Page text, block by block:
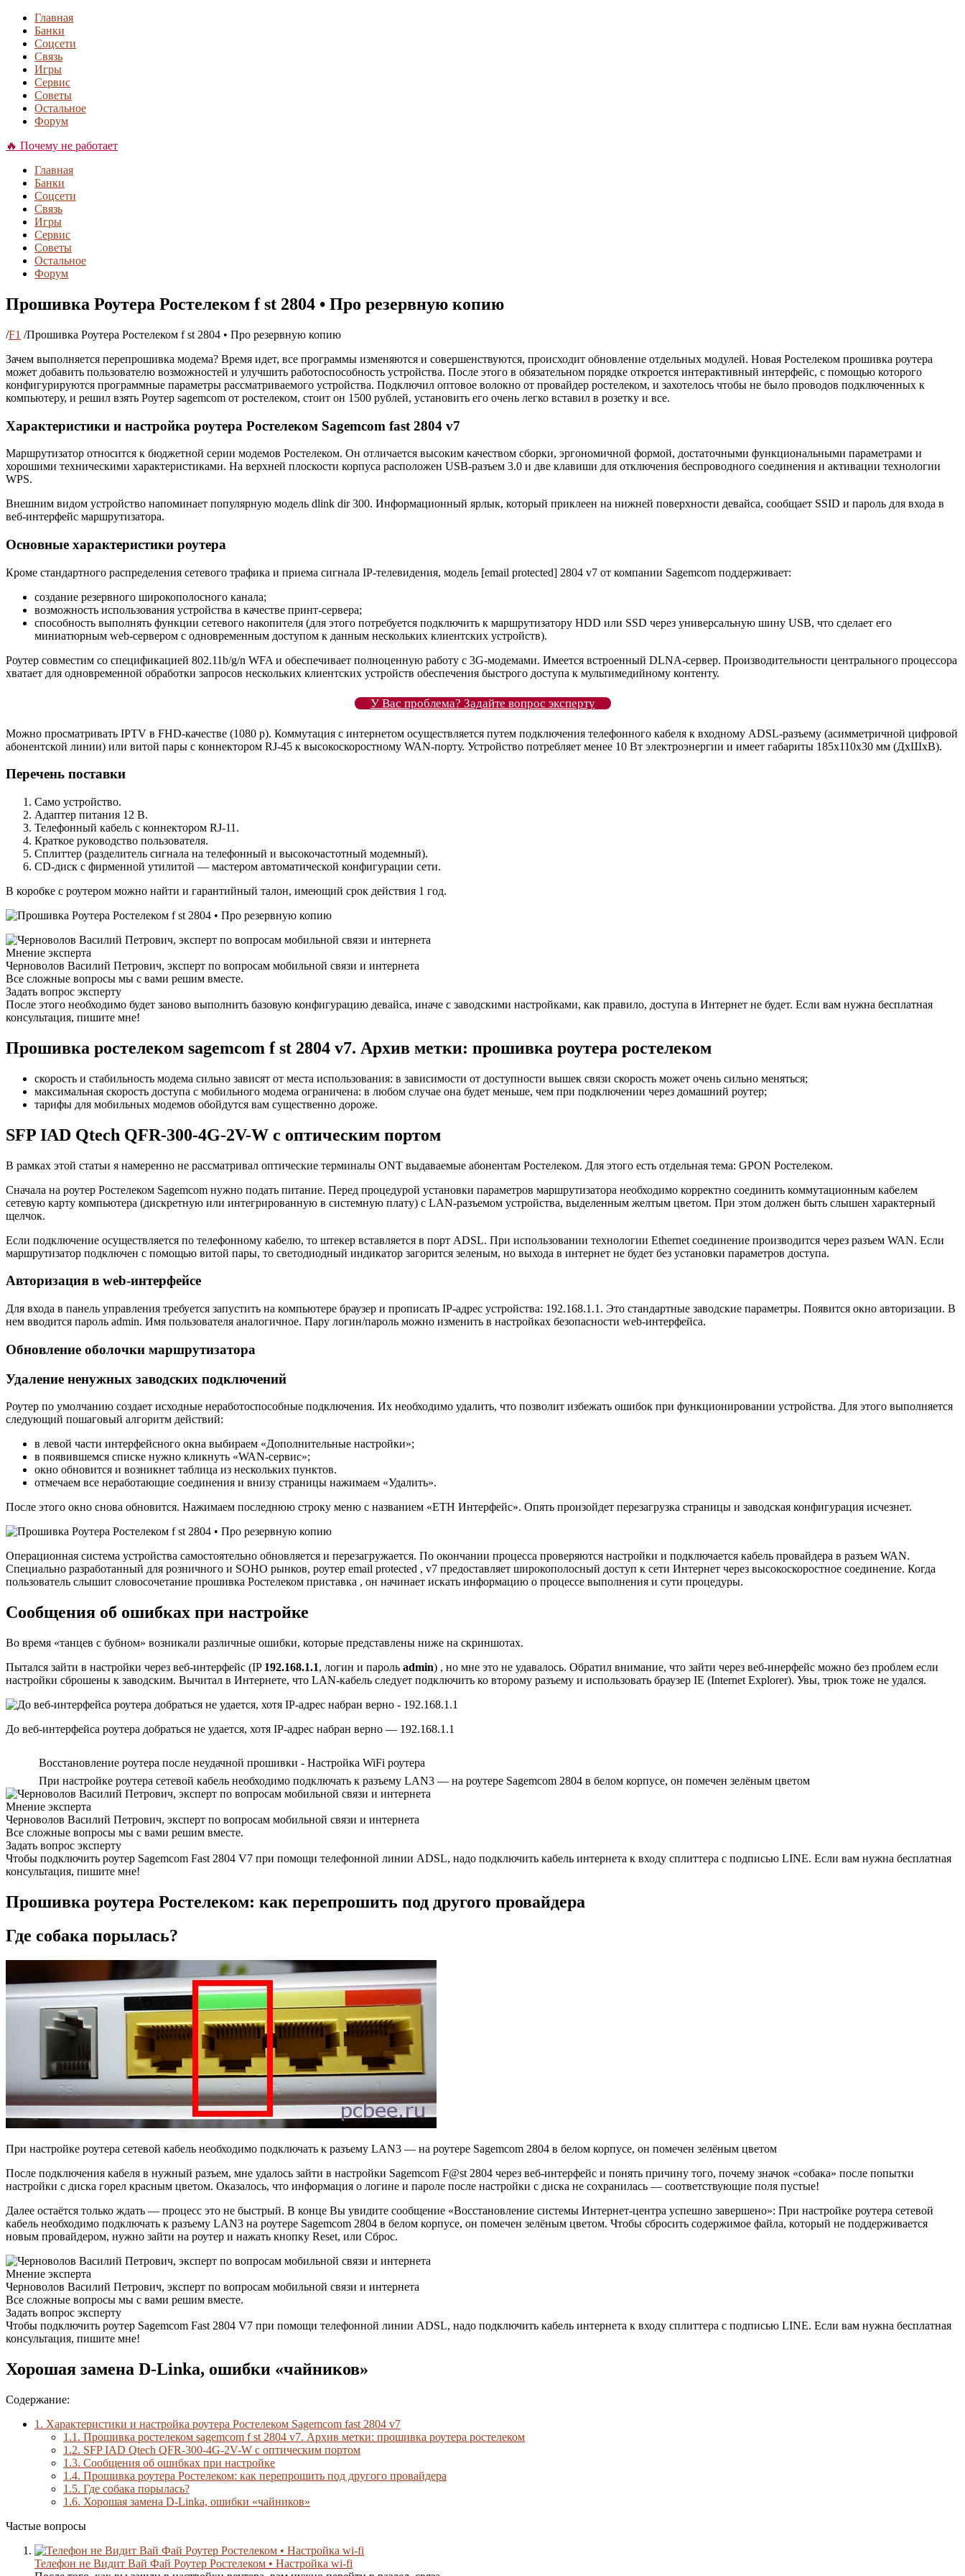
Главная
Банки
Соцсети
Связь
Игры
Сервис
Советы
Остальное
Форум
🔥 Почему не работает
Главная
Банки
Соцсети
Связь
Игры
Сервис
Советы
Остальное
Форум
Прошивка Роутера Ростелеком f st 2804 • Про резервную копию
/F1 /Прошивка Роутера Ростелеком f st 2804 • Про резервную копию
Зачем выполняется перепрошивка модема? Время идет, все программы изменяются и совершенствуются, происходит обновление отдельных модулей. Новая Ростелеком прошивка роутера
может добавить пользователю возможностей и улучшить работоспособность устройства. После этого в обязательном порядке откроется интерактивный интерфейс, с помощью которого
конфигурируются программные параметры рассматриваемого устройства. Подключил оптовое волокно от провайдер ростелеком, и захотелось чтобы не было проводов подключенных к
компьютеру, и решил взять Роутер sagemcom от ростелеком, стоит он 1500 рублей, установить его очень легко вставил в розетку и все.
Характеристики и настройка роутера Ростелеком Sagemcom fast 2804 v7
Маршрутизатор относится к бюджетной серии модемов Ростелеком. Он отличается высоким качеством сборки, эргономичной формой, достаточными функциональными параметрами и
хорошими техническими характеристиками. На верхней плоскости корпуса расположен USB-разъем 3.0 и две клавиши для отключения беспроводного соединения и активации технологии
WPS.
Внешним видом устройство напоминает популярную модель dlink dir 300. Информационный ярлык, который приклеен на нижней поверхности девайса, сообщает SSID и пароль для входа в
веб-интерфейс маршрутизатора.
Основные характеристики роутера
Кроме стандартного распределения сетевого трафика и приема сигнала IP-телевидения, модель [email protected] 2804 v7 от компании Sagemcom поддерживает:
создание резервного широкополосного канала;
возможность использования устройства в качестве принт-сервера;
способность выполнять функции сетевого накопителя (для этого потребуется подключить к маршрутизатору HDD или SSD через универсальную шину USB, что сделает его
миниатюрным web-сервером с одновременным доступом к данным нескольких клиентских устройств).
Роутер совместим со спецификацией 802.11b/g/n WFA и обеспечивает полноценную работу с 3G-модемами. Имеется встроенный DLNA-сервер. Производительности центрального процессора
хватает для одновременной обработки запросов нескольких клиентских устройств обеспечения быстрого доступа к мультимедийному контенту.
У Вас проблема? Задайте вопрос эксперту
Можно просматривать IPTV в FHD-качестве (1080 p). Коммутация с интернетом осуществляется путем подключения телефонного кабеля к входному ADSL-разъему (асимметричной цифровой
абонентской линии) или витой пары с коннектором RJ-45 к высокоскоростному WAN-порту. Устройство потребляет менее 10 Вт электроэнергии и имеет габариты 185х110х30 мм (ДхШхВ).
Перечень поставки
Само устройство.
Адаптер питания 12 В.
Телефонный кабель с коннектором RJ-11.
Краткое руководство пользователя.
Сплиттер (разделитель сигнала на телефонный и высокочастотный модемный).
CD-диск с фирменной утилитой — мастером автоматической конфигурации сети.
В коробке с роутером можно найти и гарантийный талон, имеющий срок действия 1 год.
Мнение эксперта
Черноволов Василий Петрович, эксперт по вопросам мобильной связи и интернета
Все сложные вопросы мы с вами решим вместе.
Задать вопрос эксперту
После этого необходимо будет заново выполнить базовую конфигурацию девайса, иначе с заводскими настройками, как правило, доступа в Интернет не будет. Если вам нужна бесплатная
консультация, пишите мне!
Прошивка ростелеком sagemcom f st 2804 v7. Архив метки: прошивка роутера ростелеком
скорость и стабильность модема сильно зависят от места использования: в зависимости от доступности вышек связи скорость может очень сильно меняться;
максимальная скорость доступа с мобильного модема ограничена: в любом случае она будет меньше, чем при подключении через домашний роутер;
тарифы для мобильных модемов обойдутся вам существенно дороже.
SFP IAD Qtech QFR-300-4G-2V-W с оптическим портом
В рамках этой статьи я намеренно не рассматривал оптические терминалы ONT выдаваемые абонентам Ростелеком. Для этого есть отдельная тема: GPON Ростелеком.
Сначала на роутер Ростелеком Sagemcom нужно подать питание. Перед процедурой установки параметров маршрутизатора необходимо корректно соединить коммутационным кабелем
сетевую карту компьютера (дискретную или интегрированную в системную плату) с LAN-разъемом устройства, выделенным желтым цветом. При этом должен быть слышен характерный
щелчок.
Если подключение осуществляется по телефонному кабелю, то штекер вставляется в порт ADSL. При использовании технологии Ethernet соединение производится через разъем WAN. Если
маршрутизатор подключен с помощью витой пары, то светодиодный индикатор загорится зеленым, но выхода в интернет не будет без установки параметров доступа.
Авторизация в web-интерфейсе
Для входа в панель управления требуется запустить на компьютере браузер и прописать IP-адрес устройства: 192.168.1.1. Это стандартные заводские параметры. Появится окно авторизации. В
нем вводится пароль admin. Имя пользователя аналогичное. Пару логин/пароль можно изменить в настройках безопасности web-интерфейса.
Обновление оболочки маршрутизатора
Удаление ненужных заводских подключений
Роутер по умолчанию создает исходные неработоспособные подключения. Их необходимо удалить, что позволит избежать ошибок при функционировании устройства. Для этого выполняется
следующий пошаговый алгоритм действий:
в левой части интерфейсного окна выбираем «Дополнительные настройки»;
в появившемся списке нужно кликнуть «WAN-сервис»;
окно обновится и возникнет таблица из нескольких пунктов.
отмечаем все неработающие соединения и внизу страницы нажимаем «Удалить».
После этого окно снова обновится. Нажимаем последнюю строку меню с названием «ETH Интерфейс». Опять произойдет перезагрузка страницы и заводская конфигурация исчезнет.
Операционная система устройства самостоятельно обновляется и перезагружается. По окончании процесса проверяются настройки и подключается кабель провайдера в разъем WAN.
Специально разработанный для розничного и SOHO рынков, роутер email protected , v7 предоставляет широкополосный доступ к сети Интернет через высокоскоростное соединение. Когда
пользователь слышит словосочетание прошивка Ростелеком приставка , он начинает искать информацию о процессе выполнения и сути процедуры.
Сообщения об ошибках при настройке
Во время «танцев с бубном» возникали различные ошибки, которые представлены ниже на скриншотах.
Пытался зайти в настройки через веб-интерфейс (IP 192.168.1.1, логин и пароль admin) , но мне это не удавалось. Обратил внимание, что зайти через веб-инерфейс можно без проблем если
настройки сброшены к заводским. Вычитал в Интернете, что LAN-кабель следует подключить ко второму разъему и использовать браузер IE (Internet Explorer). Увы, трюк тоже не удался.
До веб-интерфейса роутера добраться не удается, хотя IP-адрес набран верно — 192.168.1.1
Восстановление роутера после неудачной прошивки - Настройка WiFi роутера
При настройке роутера сетевой кабель необходимо подключать к разъему LAN3 — на роутере Sagemcom 2804 в белом корпусе, он помечен зелёным цветом
Мнение эксперта
Черноволов Василий Петрович, эксперт по вопросам мобильной связи и интернета
Все сложные вопросы мы с вами решим вместе.
Задать вопрос эксперту
Чтобы подключить роутер Sagemcom Fast 2804 V7 при помощи телефонной линии ADSL, надо подключить кабель интернета к входу сплиттера с подписью LINE. Если вам нужна бесплатная
консультация, пишите мне!
Прошивка роутера Ростелеком: как перепрошить под другого провайдера
Где собака порылась?
При настройке роутера сетевой кабель необходимо подключать к разъему LAN3 — на роутере Sagemcom 2804 в белом корпусе, он помечен зелёным цветом
После подключения кабеля в нужный разъем, мне удалось зайти в настройки Sagemcom F@st 2804 через веб-интерфейс и понять причину того, почему значок «собака» после попытки
настройки с диска горел красным цветом. Оказалось, что информация о логине и пароле после настройки с диска не сохранилась — соответствующие поля пустые!
Далее остаётся только ждать — процесс это не быстрый. В конце Вы увидите сообщение «Восстановление системы Интернет-центра успешно завершено»: При настройке роутера сетевой
кабель необходимо подключать к разъему LAN3 на роутере Sagemcom 2804 в белом корпусе, он помечен зелёным цветом. Чтобы сбросить содержимое файла, который не поддерживается
новым провайдером, нужно зайти на роутер и нажать кнопку Reset, или Сброс.
Мнение эксперта
Черноволов Василий Петрович, эксперт по вопросам мобильной связи и интернета
Все сложные вопросы мы с вами решим вместе.
Задать вопрос эксперту
Чтобы подключить роутер Sagemcom Fast 2804 V7 при помощи телефонной линии ADSL, надо подключить кабель интернета к входу сплиттера с подписью LINE. Если вам нужна бесплатная
консультация, пишите мне!
Хорошая замена D-Linkа, ошибки «чайников»
Содержание:
1. Характеристики и настройка роутера Ростелеком Sagemcom fast 2804 v7
1.1. Прошивка ростелеком sagemcom f st 2804 v7. Архив метки: прошивка роутера ростелеком
1.2. SFP IAD Qtech QFR-300-4G-2V-W с оптическим портом
1.3. Сообщения об ошибках при настройке
1.4. Прошивка роутера Ростелеком: как перепрошить под другого провайдера
1.5. Где собака порылась?
1.6. Хорошая замена D-Linkа, ошибки «чайников»
Частые вопросы
Телефон не Видит Вай Фай Роутер Ростелеком • Настройка wi-fi